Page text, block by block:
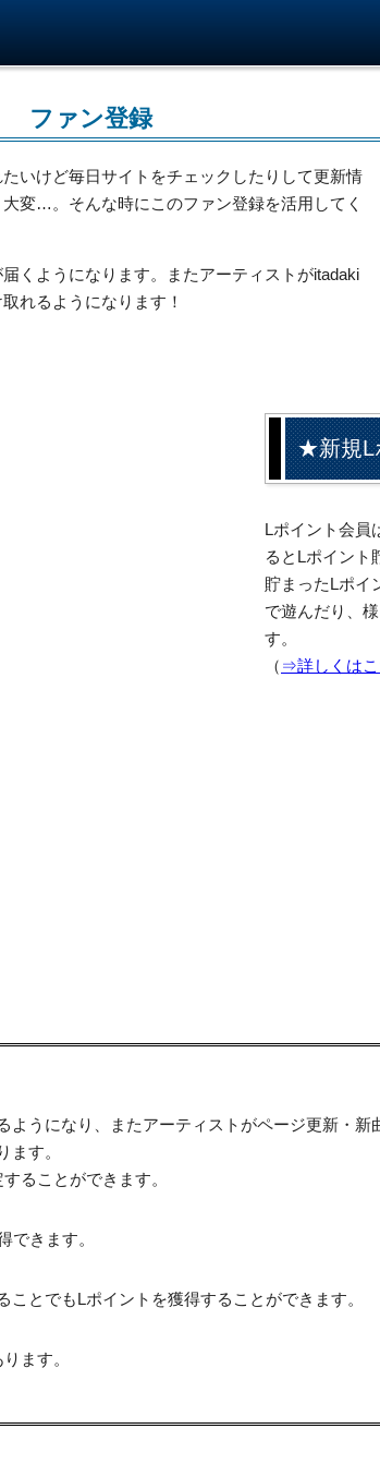
ファン登録
いけど毎日サイトをチェックしたりして更新情
変…。そんな時にこのファン登録を活用してく
くようになります。またアーティストがitadaki
れるようになります！
★新規L
Lポイント会員
るとLポイント
貯まったLポイ
で遊んだり、
す。
（ ⇒詳しくはこ
うになり、またアーティストがページ更新・新
ます。
ることができます。
できます。
とでもLポイントを獲得することができます。
ます。